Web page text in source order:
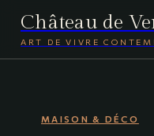
Château de
ART DE VIVRE
JARDINAGE
MAISON & DÉCO